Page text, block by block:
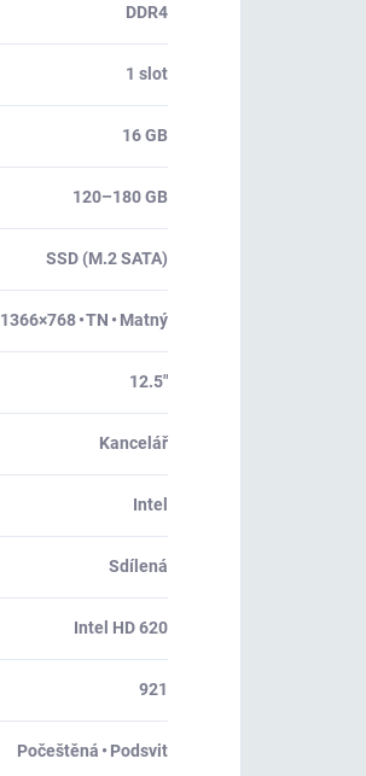
DDR4
1 slot
16 GB
120–180 GB
SSD (M.2 SATA)
1366×768 • TN • Matný
12.5"
Kancelář
Intel
Sdílená
Intel HD 620
921
Počeštěná • Podsvit